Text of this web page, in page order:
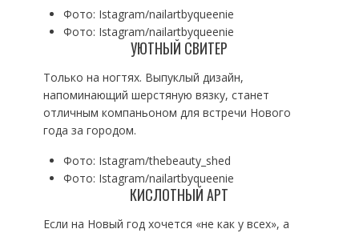
Фото: Istagram/nailartbyqueenie
Фото: Istagram/nailartbyqueenie
УЮТНЫЙ СВИТЕР
Только на ногтях. Выпуклый дизайн,
напоминающий шерстяную вязку, станет
отличным компаньоном для встречи Нового
года за городом.
Фото: Istagram/thebeauty_shed
Фото: Istagram/nailartbyqueenie
КИСЛОТНЫЙ АРТ
Если на Новый год хочется «не как у всех», а